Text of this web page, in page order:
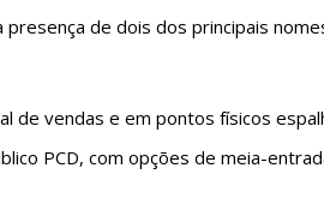
de dois dos principais
de vendas e em pontos físicos
PCD, com opções de meia-